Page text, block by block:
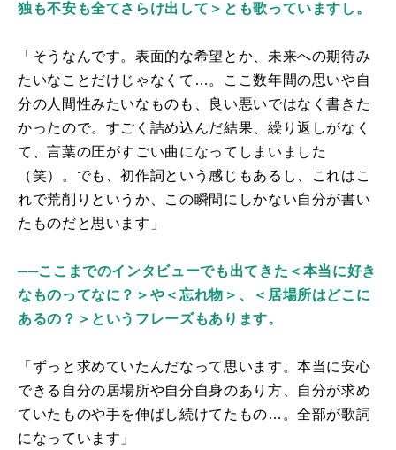
独も不安も全てさらけ出して＞とも歌っていますし。
「そうなんです。表面的な希望とか、未来への期待み
たいなことだけじゃなくて…。ここ数年間の思いや自
分の人間性みたいなものも、良い悪いではなく書きた
かったので。すごく詰め込んだ結果、繰り返しがなく
て、言葉の圧がすごい曲になってしまいました
（笑）。でも、初作詞という感じもあるし、これはこ
れで荒削りというか、この瞬間にしかない自分が書い
たものだと思います」
──ここまでのインタビューでも出てきた＜本当に好き
なものってなに？＞や＜忘れ物＞、＜居場所はどこに
あるの？＞というフレーズもあります。
「ずっと求めていたんだなって思います。本当に安心
できる自分の居場所や自分自身のあり方、自分が求め
ていたものや手を伸ばし続けてたもの…。全部が歌詞
になっています」